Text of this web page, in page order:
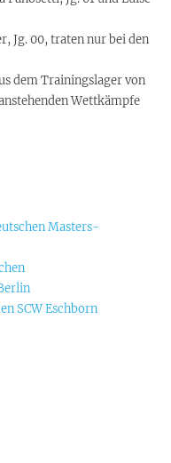
Jg. 00, traten nur bei den
dem Trainingslager von
Wettkämpfe
Masters-
SCW Eschborn